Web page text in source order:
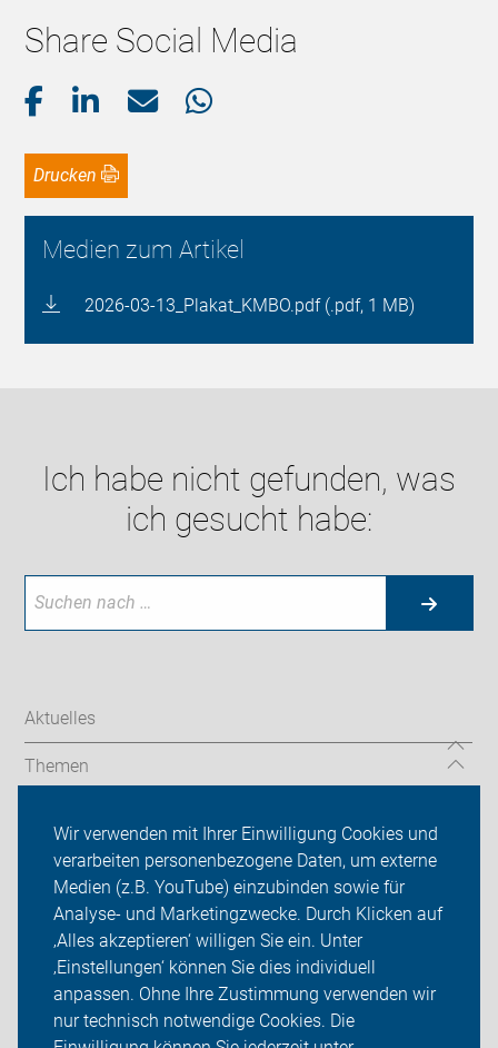
Wir verwenden mit Ihrer Einwilligung Cookies und
verarbeiten personenbezogene Daten, um externe
Medien (z.B. YouTube) einzubinden sowie für
Analyse- und Marketingzwecke. Durch Klicken auf
‚Alles akzeptieren‘ willigen Sie ein. Unter
‚Einstellungen‘ können Sie dies individuell
anpassen. Ohne Ihre Zustimmung verwenden wir
nur technisch notwendige Cookies. Die
Share Social Media
Drucken
Medien zum Artikel
2026-03-13_Plakat_KMBO.pdf (.pdf, 1 MB)
Ich habe nicht gefunden, was
ich gesucht habe:
Aktuelles
Themen
ADFC Rheinland-Pfalz
Sei dabei
Presse
Login